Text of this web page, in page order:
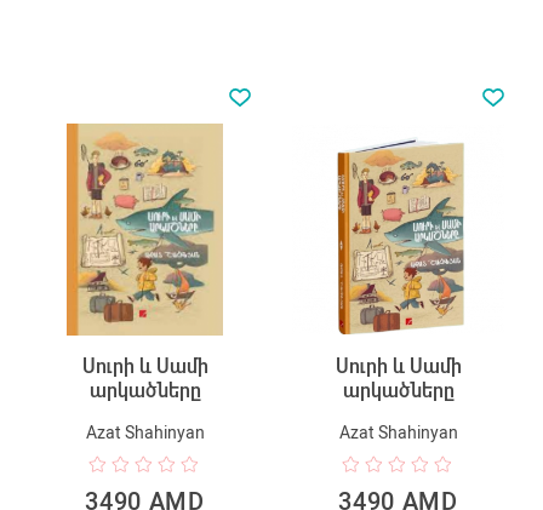
Սուրի և Սամի
արկածները
Azat Shahinyan
3490 AMD
Սուրի և Սամի
արկածները
Azat Shahinyan
3490 AMD